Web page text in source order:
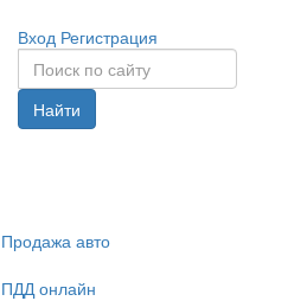
Вход Регистрация
Найти
Продажа авто
ПДД онлайн